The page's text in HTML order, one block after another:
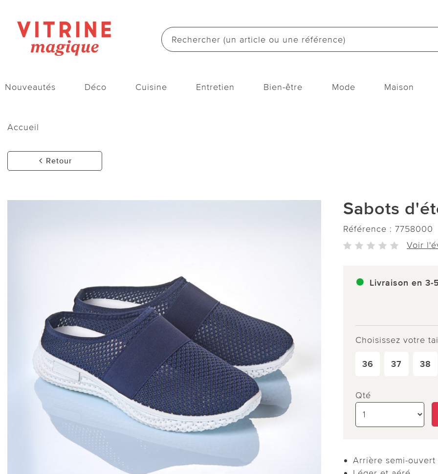
Nouveautés Déco Cuisine Entretien Bien-être Mode Maison
Accueil
Retour
Sabots
Référence : 7758000
Voir
Livraison en 3-
Choisissez votre
36 37 38
Qté
Arrière semi-ouvert